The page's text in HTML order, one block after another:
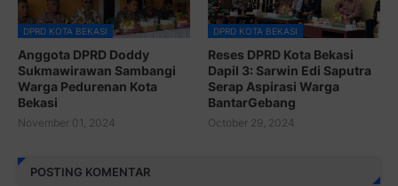
DPRD KOTA BEKASI
Anggota DPRD Doddy
Sukmawirawan Sambangi
Warga Pedurenan Kota
Bekasi
November 01, 2024
DPRD KOTA BEKASI
Reses DPRD Kota Bekasi
Dapil 3: Sarwin Edi Saputra
Serap Aspirasi Warga
BantarGebang
October 29, 2024
POSTING KOMENTAR